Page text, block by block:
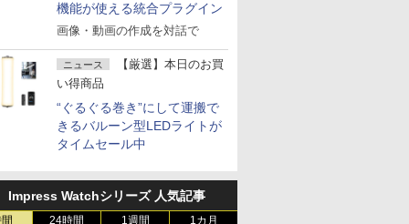
機能が使える統合プラグイン
画像・動画の作成を対話で
ニュース
【厳選】本日のお買
い得商品
“ぐるぐる巻き”にして運搬で
きるバルーン型LEDライトが
タイムセール中
Impress Watchシリーズ 人気記事
24時間 1週間 1カ月